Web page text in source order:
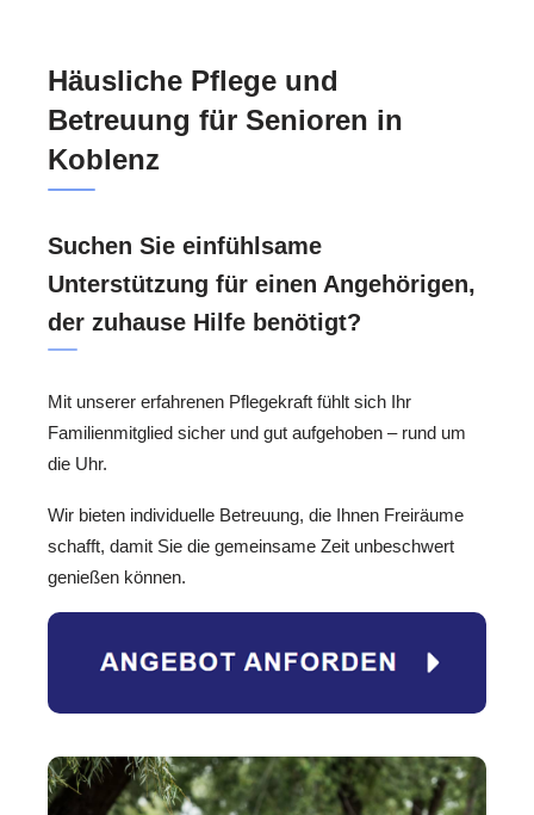
Häusliche Pflege und
Betreuung für Senioren in
Koblenz
Suchen Sie einfühlsame
Unterstützung für einen Angehörigen,
der zuhause Hilfe benötigt?
Mit unserer erfahrenen Pflegekraft fühlt sich Ihr
Familienmitglied sicher und gut aufgehoben – rund um
die Uhr.
Wir bieten individuelle Betreuung, die Ihnen Freiräume
schafft, damit Sie die gemeinsame Zeit unbeschwert
genießen können.